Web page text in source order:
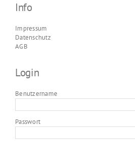
Info
Impressum
Datenschutz
AGB
Login
Benutzername
Passwort